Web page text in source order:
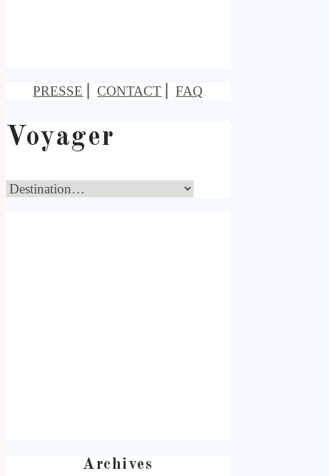
PRESSE ⎢CONTACT ⎢FAQ
Voyager
Archives